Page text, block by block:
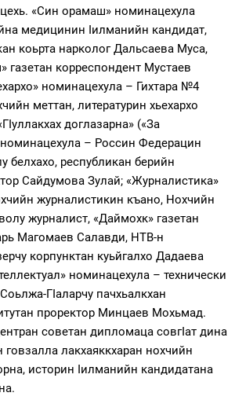
«Син орамаш» номинацехула
медицинин Iилманийн кандидат,
коьрта нарколог Дальсаева Муса,
газетан корреспондент Мустаев
номинацехула – Гихтара №4
меттан, литературин хьехархо
доглазарна» («За
– Россин Федерацин
белхахо, республикан берийн
Сайдумова Зулай; «Журналистика»
журналистикин къано, Нохчийн
журналист, «Даймохк» газетан
Магомаев Салавди, НТВ-н
корпунктан куьйгалхо Дадаева
номинацехула – технически
ГIаларчу пачхьалкхан
проректор Минцаев Мохьмад.
советан дипломаца совгIат дина
лакхаяккхаран нохчийн
историн Iилманийн кандидатана